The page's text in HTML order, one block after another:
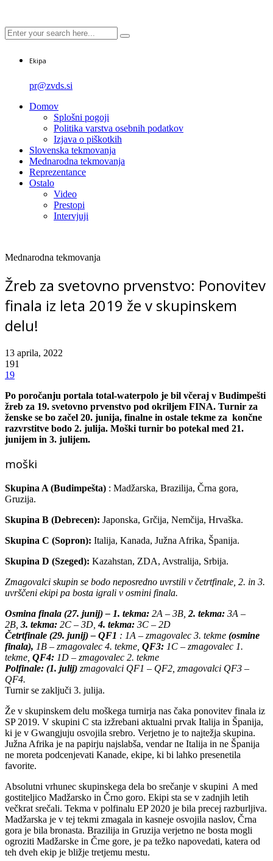
Ekipa
pr@zvds.si
Domov
Splošni pogoji
Politika varstva osebnih podatkov
Izjava o piškotkih
Slovenska tekmovanja
Mednarodna tekmovanja
Reprezentance
Ostalo
Video
Prestopi
Intervjuji
Mednarodna tekmovanja
Žreb za svetovno prvenstvo: Ponovitev
finala iz leta 2019 že v skupinskem
delu!
13 aprila, 2022
191
19
Po poročanju portala total-waterpolo je bil včeraj v Budimpešti
žreb za 19. svetovno prvenstvo pod okriljem FINA. Turnir za
ženske se bo začel 20. junija, finalne in ostale tekme za končne
razvrstitve bodo 2. julija. Moški turnir bo potekal med 21.
junijem in 3. julijem.
moški
Skupina A (Budimpešta) : Madžarska, Brazilija, Črna gora,
Gruzija.
Skupina B (Debrecen): Japonska, Grčija, Nemčija, Hrvaška.
Skupina C (Sopron): Italija, Kanada, Južna Afrika, Španija.
Skupina D (Szeged): Kazahstan, ZDA, Avstralija, Srbija.
Zmagovalci skupin se bodo neposredno uvrstili v četrtfinale, 2. in 3.
uvrščeni ekipi pa bosta igrali v osmini finala.
Osmina finala (27. junij) – 1. tekma: 2A – 3B, 2. tekma: 3A –
2B, 3. tekma: 2C – 3D,4. tekma: 3C – 2D
Četrtfinale (29. junij) – QF1 : 1A – zmagovalec 3. tekme (osmine
finala), 1B – zmagovalec 4. tekme, QF3: 1C – zmagovalec 1.
tekme, QF4: 1D – zmagovalec 2. tekme
Polfinale: (1. julij) zmagovalci QF1 – QF2, zmagovalci QF3 –
QF4.
Turnir se zaključi 3. julija.
Že v skupinskem delu moškega turnirja nas čaka ponovitev finala iz
SP 2019. V skupini C sta izžrebani aktualni prvak Italija in Španija,
ki je v Gwangjuju osvojila srebro. Verjetno je to najtežja skupina.
Južna Afrika je na papirju najslabša, vendar ne Italija in ne Španija
ne moreta podcenjevati Kanade, ekipe, ki bi lahko presenetila
favorite.
Absolutni vrhunec skupinskega dela bo srečanje v skupini A med
gostiteljico Madžarsko in Črno goro. Ekipi sta se v zadnjih letih
večkrat srečali. Tekma v polfinalu EP 2020 je bila precej razburljiva.
Madžarska je v tej tekmi zmagala in kasneje osvojila naslov, Črna
gora je bila bronasta. Brazilija in Gruzija verjetno ne bosta mogli
ogroziti Madžarske in Črne gore, je pa težko napovedati, katera od
teh dveh ekip je bližje tretjemu mestu.